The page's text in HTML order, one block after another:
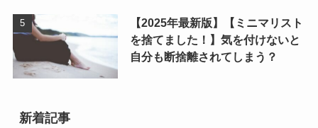
【2025年最新版】【ミニマリスト
を捨てました！】気を付けないと
自分も断捨離されてしまう？
新着記事